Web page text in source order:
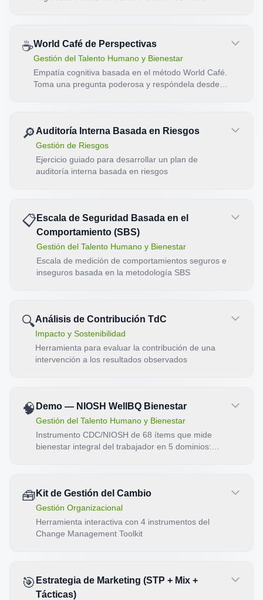
☕World Café de Perspectivas
Gestión del Talento Humano y Bienestar
Empatía cognitiva basada en el método World Café.
Toma una pregunta poderosa y respóndela desde 3-
Incluye modo Diseñador de sesión para
facilitadores.
🔎 Auditoría Interna Basada en Riesgos
Gestión de Riesgos
Ejercicio guiado para desarrollar un plan de
auditoría interna basada en riesgos
📋Escala de Seguridad Basada en el
Comportamiento (SBS)
Gestión del Talento Humano y Bienestar
Escala de medición de comportamientos seguros e
inseguros basada en la metodología SBS
🔍Análisis de Contribución TdC
Impacto y Sostenibilidad
Herramienta para evaluar la contribución de una
intervención a los resultados observados
🧠 Demo — NIOSH WellBQ Bienestar
Gestión del Talento Humano y Bienestar
Instrumento CDC/NIOSH de 68 ítems que mide
bienestar integral del trabajador en 5 dominios:
🧰 Kit de Gestión del Cambio
Gestión Organizacional
Herramienta interactiva con 4 instrumentos del
Change Management Toolkit
🎯 Estrategia de Marketing (STP + Mix +
Tácticas)